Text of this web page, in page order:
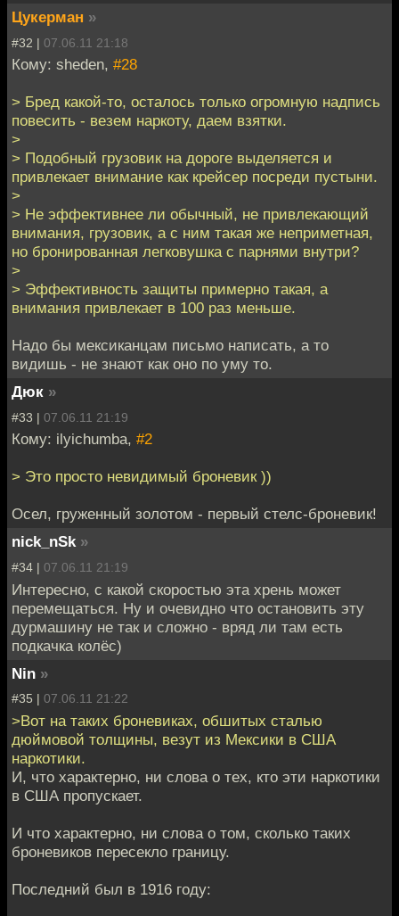
Цукерман »
#32 | 07.06.11 21:18
Кому: sheden, #28
> Бред какой-то, осталось только огромную надпись
повесить - везем наркоту, даем взятки.
>
> Подобный грузовик на дороге выделяется и
привлекает внимание как крейсер посреди пустыни.
>
> Не эффективнее ли обычный, не привлекающий
внимания, грузовик, а с ним такая же неприметная,
но бронированная легковушка с парнями внутри?
>
> Эффективность защиты примерно такая, а
внимания привлекает в 100 раз меньше.
Надо бы мексиканцам письмо написать, а то
видишь - не знают как оно по уму то.
Дюк »
#33 | 07.06.11 21:19
Кому: ilyichumba, #2
> Это просто невидимый броневик ))
Осел, груженный золотом - первый стелс-броневик!
nick_nSk »
#34 | 07.06.11 21:19
Интересно, с какой скоростью эта хрень может
перемещаться. Ну и очевидно что остановить эту
дурмашину не так и сложно - вряд ли там есть
подкачка колёс)
Nin »
#35 | 07.06.11 21:22
>Вот на таких броневиках, обшитых сталью
дюймовой толщины, везут из Мексики в США
наркотики.
И, что характерно, ни слова о тех, кто эти наркотики
в США пропускает.
И что характерно, ни слова о том, сколько таких
броневиков пересекло границу.
Последний был в 1916 году: